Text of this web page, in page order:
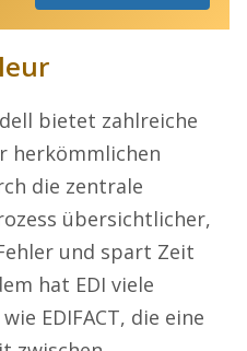
bietet zahlreiche
herkömmlichen
die zentrale
übersichtlicher,
und spart Zeit
hat EDI viele
EDIFACT, die eine